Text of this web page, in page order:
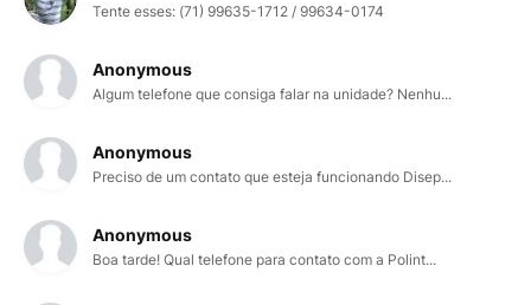
Tente esses: (71) 99635-1712 / 99634-0174
Anonymous
Algum telefone que consiga falar na unidade? Nenhu...
Anonymous
Preciso de um contato que esteja funcionando Disep...
Anonymous
Boa tarde! Qual telefone para contato com a Polint...